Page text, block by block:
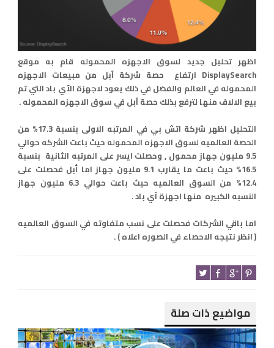
اظهر تحليل جديد لسوق الاجهزه المحموله قام به موقع
DisplaySearch ارتفاع حصة شركة آبل من مبيعات الاجهزه
المحموله في العالم والفضل في ذلك يعود لاجهزة الآي باد التي تم
بيع الالاف منها لترفع بذلك حصة آبل في سوق الاجهزه المحموله .
التحليل اظهر شركة اتش بي في المرتبه الاولى بنسبة 17.3% من
الحصة العالميه لسوق الاجهزه المحموله حيث باعت الشركه حوالي
9.5 مليون جهاز محمول , وحصلت ايسر على المرتبه الثانية بنسبة
16.5% حيث باعت ما يقارب 9.1 مليون جهاز اما أبل فحصلت على
12.4% من السوق العالميه حيث باعت حوالي 6.3 مليون جهاز
النسبه الكبيره منها اجهزة آي باد .
اما باقي الشركات فحصلت على نسب متفاوته في السوق العالميه
( انظر نتيجه الاحصاء في الصوره اعلاه ) .
مواضيع ذات صلة